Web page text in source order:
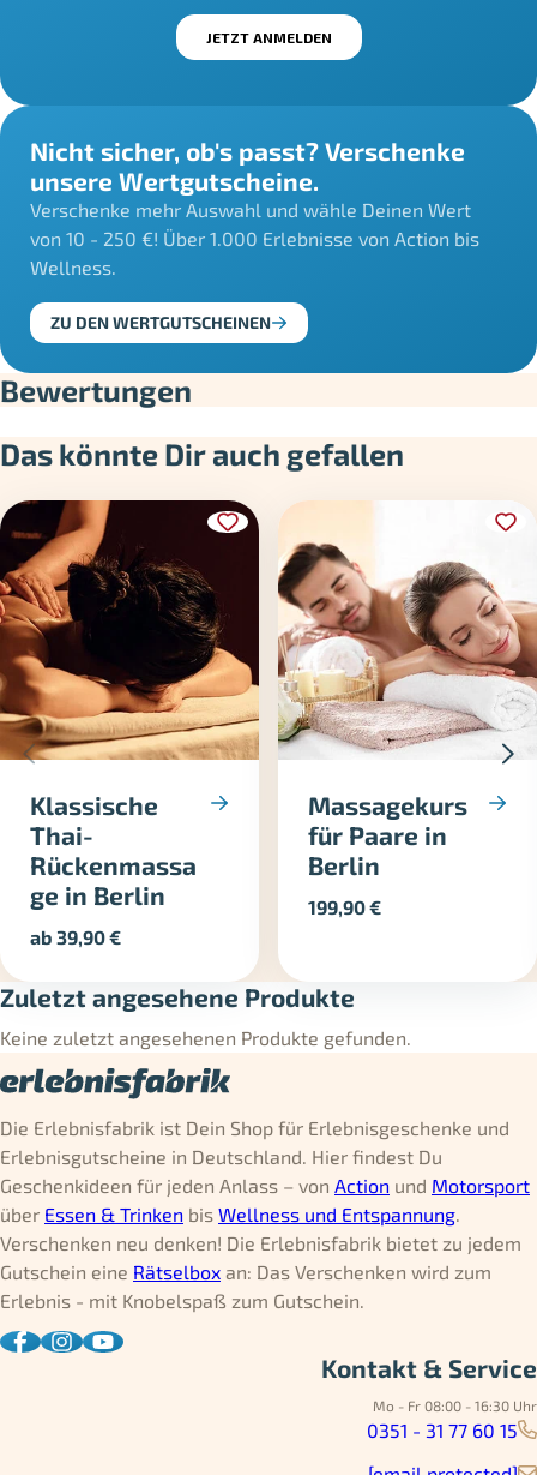
Nicht sicher, ob's passt? Verschenke
unsere Wertgutscheine.
Verschenke mehr Auswahl und wähle Deinen Wert
von 10 - 250 €! Über 1.000 Erlebnisse von Action bis
Wellness.
ZU DEN WERTGUTSCHEINEN
Bewertungen
Das könnte Dir auch gefallen
Klassische
Thai-
Rückenmassa
ge in Berlin
ab39,90€
Massagekurs
für Paare in
Berlin
199,90€
Zuletzt angesehene Produkte
Keine zuletzt angesehenen Produkte gefunden.
Die Erlebnisfabrik ist Dein Shop für Erlebnisgeschenke und
Erlebnisgutscheine in Deutschland. Hier findest Du
Geschenkideen für jeden Anlass – von Action und Motorsport
über Essen & Trinken bis Wellness und Entspannung.
Verschenken neu denken! Die Erlebnisfabrik bietet zu jedem
Gutschein eine Rätselbox an: Das Verschenken wird zum
Erlebnis - mit Knobelspaß zum Gutschein.
Kontakt & Service
Mo - Fr 08:00 - 16:30 Uhr
0351 - 31 77 60 15